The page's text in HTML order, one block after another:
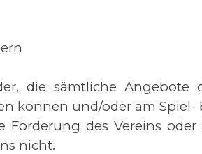
die sämtliche
können und/oder am
Förderung des Vereins
nicht.